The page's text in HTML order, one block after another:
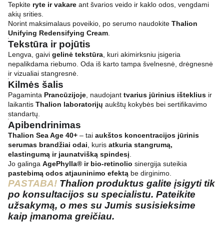
Tepkite ryte ir vakare ant švarios veido ir kaklo odos, vengdami
akių srities.
Norint maksimalaus poveikio, po serumo naudokite Thalion
Unifying Redensifying Cream
Tekstūra ir pojūtis
Lengva, gaivi gelinė tekstūra , kuri akimirksniu įsigeria
nepalikdama riebumo. Oda iš karto tampa švelnesnė, drėgnesnė
ir vizualiai stangresnė.
Kilmės šalis
Pagaminta Prancūzijoje , naudojant tvarius jūrinius išteklius ir
laikantis Thalion laboratorijų aukštų kokybės bei sertifikavimo
standartų.
Apibendrinimas
Thalion Sea Age 40+ – tai aukštos koncentracijos jūrinis
serumas brandžiai odai , kuris atkuria stangrumą,
elastingumą ir jaunatvišką spindesį
Jo galinga AgePhylla® ir bio-retinolio sinergija suteikia
pastebimą odos atjauninimo efektą be dirginimo.
PASTABA! Thalion produktus galite įsigyti tik
po konsultacijos su specialistu. Pateikite
užsakymą, o mes su Jumis susisieksime
kaip įmanoma greičiau.